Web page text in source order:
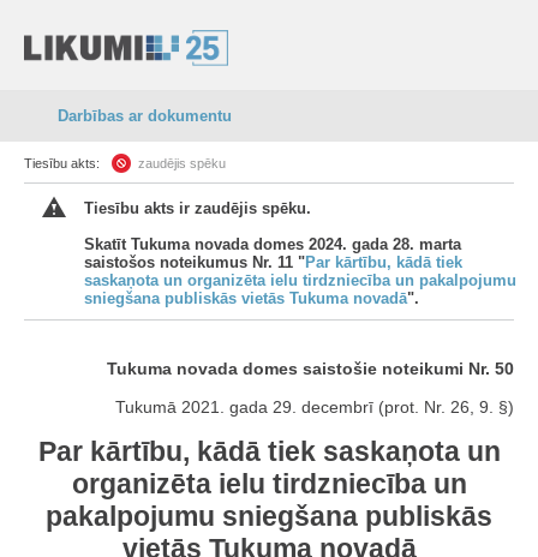
Darbības ar dokumentu
Tiesību akts: zaudējis spēku
Tiesību akts ir zaudējis spēku.
Skatīt Tukuma novada domes 2024. gada 28. marta
saistošos noteikumus Nr. 11 "Par kārtību, kādā tiek
saskaņota un organizēta ielu tirdzniecība un pakalpojumu
sniegšana publiskās vietās Tukuma novadā".
Tukuma novada domes saistošie noteikumi Nr. 50
Tukumā 2021. gada 29. decembrī (prot. Nr. 26, 9. §)
Par kārtību, kādā tiek saskaņota un
organizēta ielu tirdzniecība un
pakalpojumu sniegšana publiskās
vietās Tukuma novadā